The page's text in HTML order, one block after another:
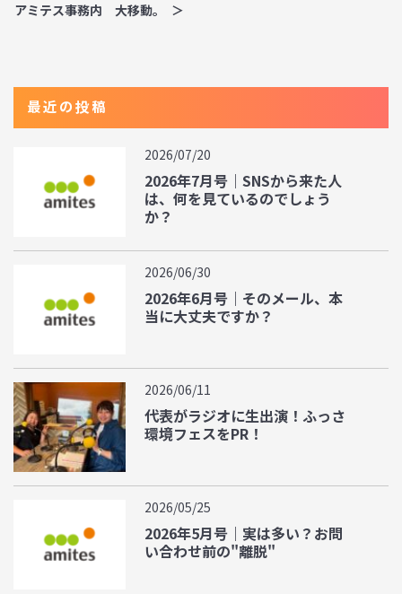
アミテス事務内 大移動。
最近の投稿
2026/07/20
2026年7月号｜SNSから来た人
は、何を見ているのでしょう
か？
2026/06/30
2026年6月号｜そのメール、本
当に大丈夫ですか？
2026/06/11
代表がラジオに生出演！ふっさ
環境フェスをPR！
2026/05/25
2026年5月号｜実は多い？お問
い合わせ前の"離脱"